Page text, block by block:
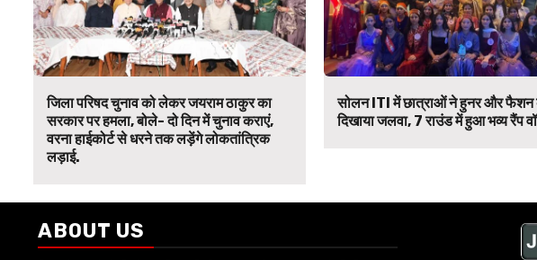
जिला परिषद चुनाव को लेकर जयराम ठाकुर का
सरकार पर हमला, बोले- दो दिन में चुनाव कराएं,
वरना हाईकोर्ट से धरने तक लड़ेंगे लोकतांत्रिक
लड़ाई.
सोलन ITI में छात्राओं ने हुनर और फैशन
दिखाया जलवा, 7 राउंड में हुआ भव्य रैंप
ABOUT US